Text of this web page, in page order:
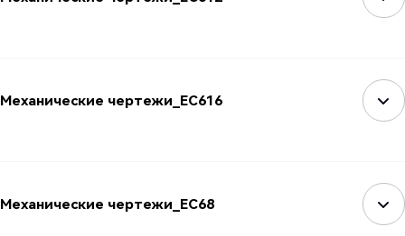
Механические чертежи_EC616
Механические чертежи_EC68